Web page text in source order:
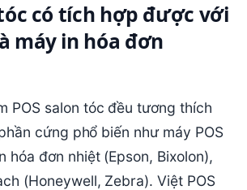
có tích hợp được với
máy in hóa đơn
POS salon tóc đều tương thích
cứng phổ biến như máy POS
hóa đơn nhiệt (Epson, Bixolon),
(Honeywell, Zebra). Việt POS